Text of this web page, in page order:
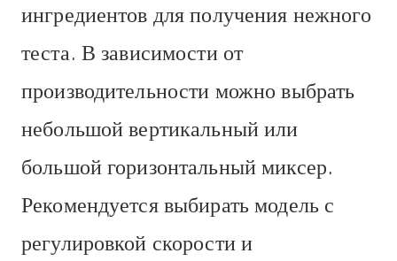
ингредиентов для получения нежного
теста. В зависимости от
производительности можно выбрать
небольшой вертикальный или
большой горизонтальный миксер.
Рекомендуется выбирать модель с
регулировкой скорости и